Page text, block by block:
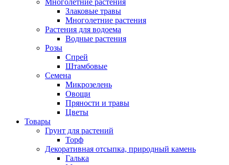
Многолетние растения
Злаковые травы
Многолетние растения
Растения для водоема
Водные растения
Розы
Спрей
Штамбовые
Семена
Микрозелень
Овощи
Пряности и травы
Цветы
Товары
Грунт для растений
Торф
Декоративная отсыпка, природный камень
Галька